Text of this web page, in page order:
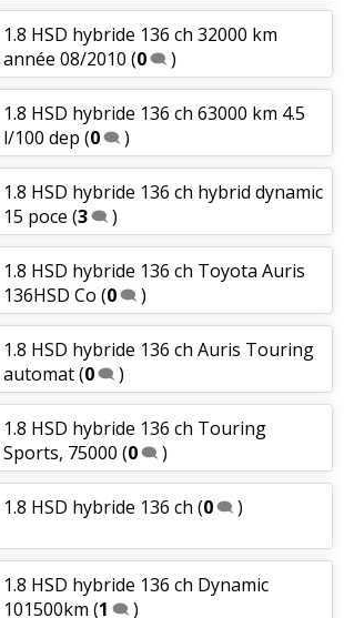
1.8 HSD hybride 136 ch 32000 km
année 08/2010 (0 )
1.8 HSD hybride 136 ch 63000 km 4.5
l/100 dep (0 )
1.8 HSD hybride 136 ch hybrid dynamic
15 poce (3 )
1.8 HSD hybride 136 ch Toyota Auris
136HSD Co (0 )
1.8 HSD hybride 136 ch Auris Touring
automat(0 )
1.8 HSD hybride 136 ch Touring
Sports, 75000 (0 )
1.8 HSD hybride 136 ch (0 )
1.8 HSD hybride 136 ch Dynamic
101500km (1 )